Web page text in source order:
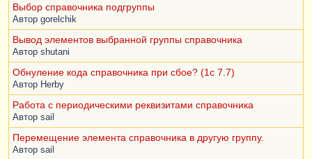
Выбор справочника подгруппы
Автор gorelchik
Вывод элементов выбранной группы справочника
Автор shutani
Обнуление кода справочника при сбое? (1c 7.7)
Автор Herby
Работа с периодическими реквизитами справочника
Автор sail
Перемещение элемента справочника в другую группу.
Автор sail